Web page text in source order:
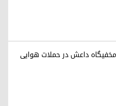
انهدام ۸ مخفیگاه داعش در حملات هوایی